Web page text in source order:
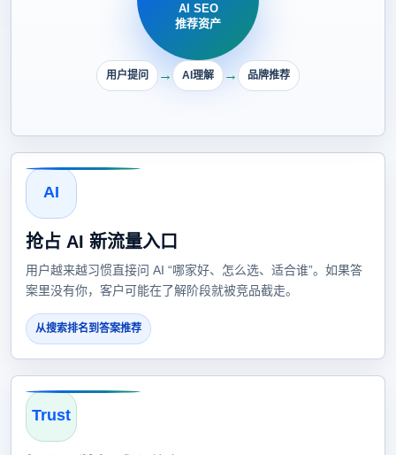
AI
抢占 AI 新流量入口
用户越来越习惯直接问 AI “哪家好、怎么选、适合谁”。如果答
案里没有你，客户可能在了解阶段就被竞品截走。
从搜索排名到答案推荐
Trust
AI SEO
推荐资产
用户提问 → AI理解 → 品牌推荐